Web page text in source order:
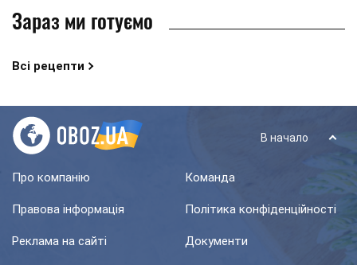
Зараз ми готуємо
Всі рецепти
В начало
Про компанію Команда
Правова інформація Політика конфіденційності
Реклама на сайті Документи